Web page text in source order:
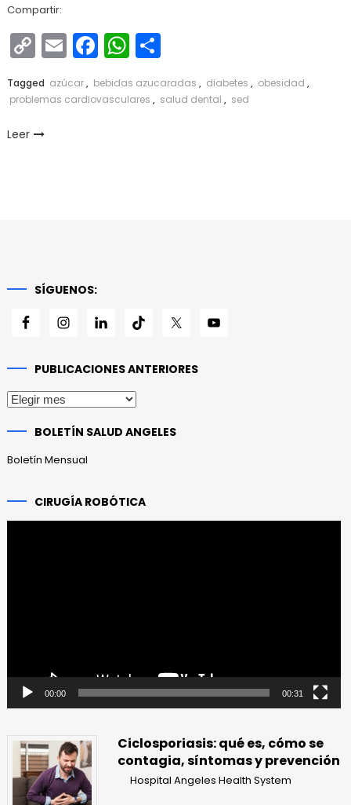
Compartir:
Copy
Link
EmailFacebook
WhatsApp
Compartir
Tagged azúcar, bebidas azucaradas , diabetes , obesidad ,
problemas cardiovasculares , salud dental , sed
Leer
SÍGUENOS:
PUBLICACIONES ANTERIORES
Publicaciones
BOLETÍN SALUD ANGELES
Boletín Mensual
CIRUGÍA ROBÓTICA
00:00 00:31
Ciclosporiasis: qué es, cómo se
contagia, síntomas y prevención
Hospital Angeles Health System